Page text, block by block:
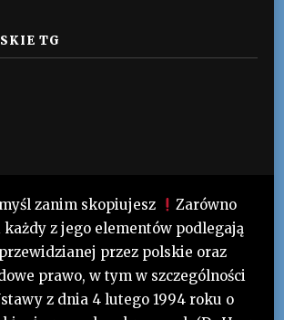
TG
zanim skopiujesz
Zarówno
każdy z jego elementów podlegają
przez polskie oraz
prawo, w tym w szczególności
z dnia 4 lutego 1994 roku o